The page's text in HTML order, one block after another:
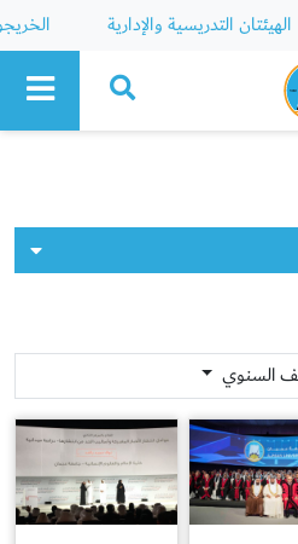
الهيئتان التدريسية والإدارية
السنوي